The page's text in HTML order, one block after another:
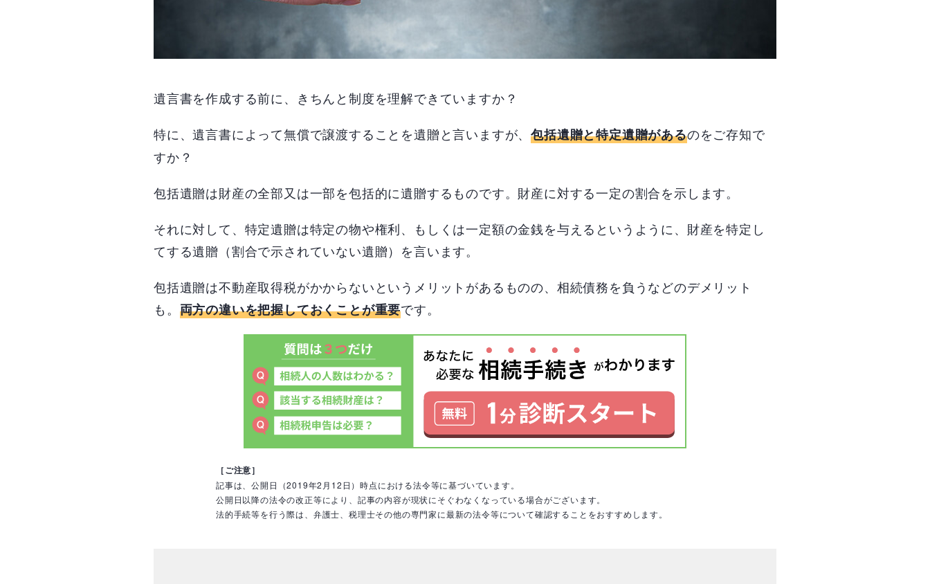
遺言書を作成する前に、きちんと制度を理解できていますか？
特に、遺言書によって無償で譲渡することを遺贈と言いますが、包括遺贈と特定遺贈があるのをご存知で
すか？
包括遺贈は財産の全部又は一部を包括的に遺贈するものです。財産に対する一定の割合を示します。
それに対して、特定遺贈は特定の物や権利、もしくは一定額の金銭を与えるというように、財産を特定し
てする遺贈（割合で示されていない遺贈）を言います。
包括遺贈は不動産取得税がかからないというメリットがあるものの、相続債務を負うなどのデメリット
も。 両方の違いを把握しておくことが重要です。
［ご注意］
記事は、公開日（2019年2月12日）時点における法令等に基づいています。
公開日以降の法令の改正等により、記事の内容が現状にそぐわなくなっている場合がございます。
法的手続等を行う際は、弁護士、税理士その他の専門家に最新の法令等について確認することをおすすめします。